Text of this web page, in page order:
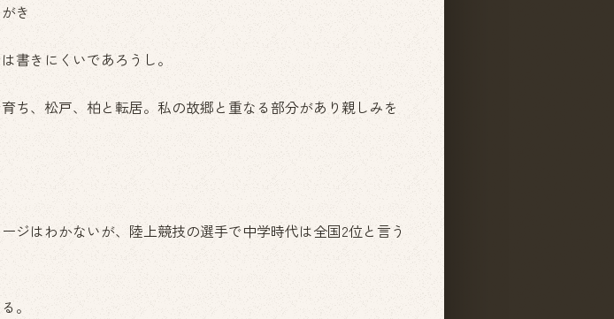
き
書きにくいであろうし。
ち、松戸、柏と転居。私の故郷と重なる部分があり親しみを
ジはわかないが、陸上競技の選手で中学時代は全国2位と言う
。